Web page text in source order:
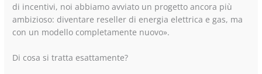
di incentivi, noi abbiamo avviato un progetto ancora più
ambizioso: diventare reseller di energia elettrica e gas, ma
con un modello completamente nuovo».
Di cosa si tratta esattamente?